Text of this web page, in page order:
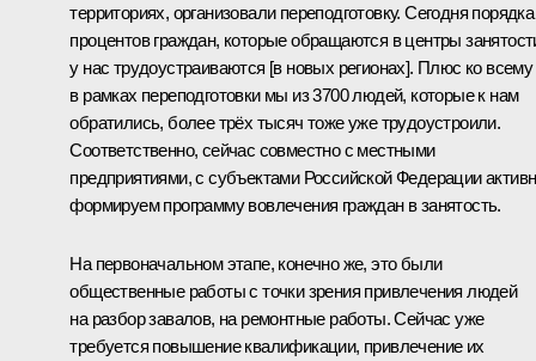
территориях, организовали переподготовку. Сегодня
процентов граждан, которые обращаются в центры
у нас трудоустраиваются [в новых регионах]. Плюс ко всему
в рамках переподготовки мы из 3700 людей, которые к нам
обратились, более трёх тысяч тоже уже трудоустроили.
Соответственно, сейчас совместно с местными
предприятиями, с субъектами Российской Федерации
формируем программу вовлечения граждан в занятость.
На первоначальном этапе, конечно же, это были
общественные работы с точки зрения привлечения людей
на разбор завалов, на ремонтные работы. Сейчас уже
требуется повышение квалификации, привлечение их